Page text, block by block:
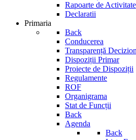
Rapoarte de Activitate
Declaratii
Primaria
Back
Conducerea
Transparență
Dispoziții Primar
Proiecte de Dispoziții
Regulamente
ROF
Organigrama
Stat de Funcții
Back
Agenda
Back